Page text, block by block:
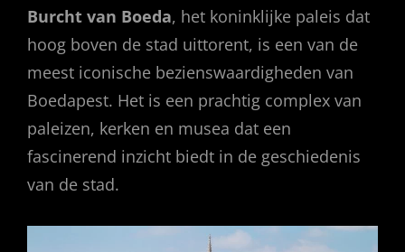
Burcht van Boeda, het koninklijke paleis dat
hoog boven de stad uittorent, is een van de
meest iconische bezienswaardigheden van
Boedapest. Het is een prachtig complex van
paleizen, kerken en musea dat een
fascinerend inzicht biedt in de geschiedenis
van de stad.